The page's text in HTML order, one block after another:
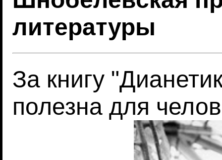
литературы
За книгу
полезна для